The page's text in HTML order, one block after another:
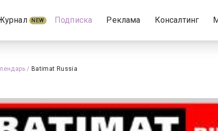
NEW Подписка Реклама Консалтинг
/ Batimat Russia